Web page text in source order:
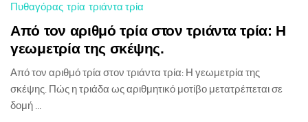
Πυθαγόρας τρία τριάντα τρία
Από τον αριθμό τρία στον τριάντα τρία: Η
γεωμετρία της σκέψης.
Από τον αριθμό τρία στον τριάντα τρία: Η γεωμετρία της
σκέψης. Πώς η τριάδα ως αριθμητικό μοτίβο μετατρέπεται σε
δομή ...